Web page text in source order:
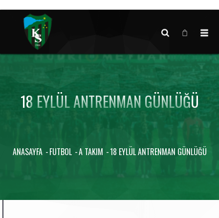
18 EYLÜL ANTRENMAN GÜNLÜĞÜ
ANASAYFA FUTBOL A TAKIM 18 EYLÜL ANTRENMAN GÜNLÜĞÜ